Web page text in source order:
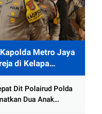
Metro Jaya
di Kelapa
Dit Polairud Polda
Dua Anak